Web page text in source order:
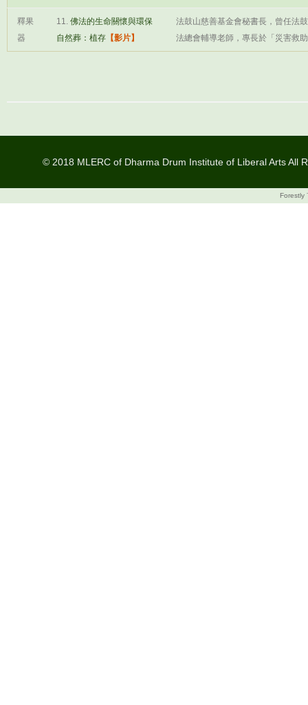
釋果
器
11. 佛法的生命關懷與環保
自然葬：植存 【影片】
法鼓山慈善基金會秘書長，曾任法
法總會輔導老師，專長於「災害救
© 2018 MLERC of Dharma Drum Institute of Liberal Arts All
Forestly